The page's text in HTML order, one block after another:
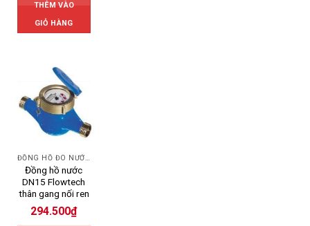
THÊM VÀO
GIỎ HÀNG
Đồng hồ nước
DN15 Flowtech
thân gang nối ren
294.500₫